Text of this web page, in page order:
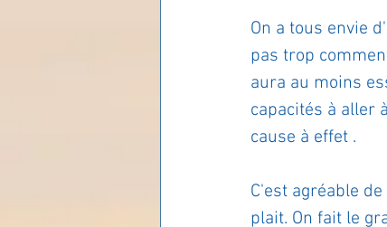
estime de soi
Les lois universelles
On a tous envie
pas trop
aura au moins
capacités à aller
cause à effet .
C'est agréable
plait. On fait le